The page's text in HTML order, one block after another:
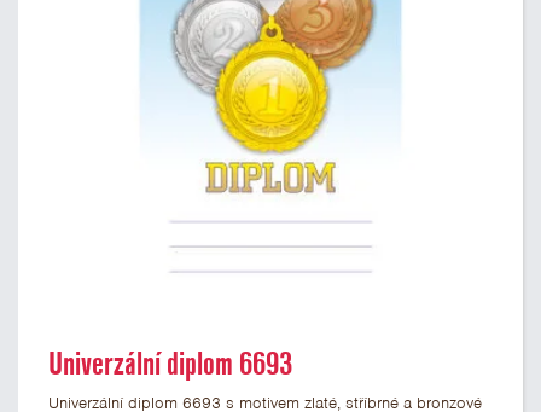
Univerzální diplom 6693
Univerzální diplom 6693 s motivem zlaté, stříbrné a bronzové